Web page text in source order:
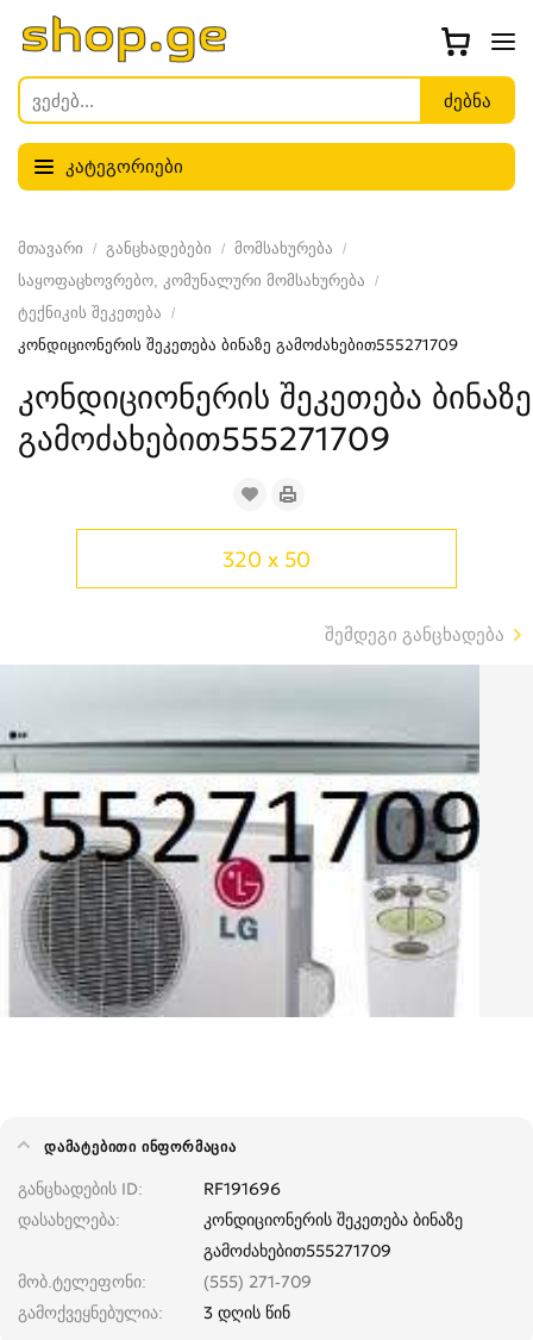
კატეგორიები
მთავარი განცხადებები
მომსახურება
საყოფაცხოვრებო, კომუნალური მომსახურება
ტექნიკის შეკეთება
კონდიციონერის შეკეთება ბინაზე გამოძახებით555271709
კონდიციონერის შეკეთება ბინაზე
გამოძახებით555271709
320 x 50
შემდეგი განცხადება
ᲓᲐᲛᲐᲢᲔᲑᲘᲗᲘ ᲘᲜᲤᲝᲠᲛᲐᲪᲘᲐ
განცხადების ID
RF191696
დასახელება
კონდიციონერის შეკეთება ბინაზე
გამოძახებით555271709
მობ.ტელეფონი
(555) 271-709
გამოქვეყნებულია
3 დღის წინ